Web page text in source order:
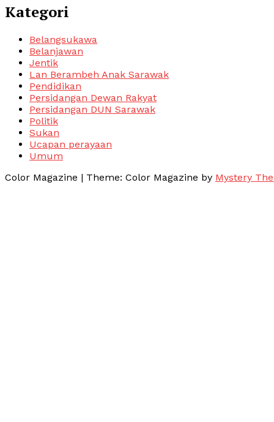
Kategori
Belangsukawa
Belanjawan
Jentik
Lan Berambeh Anak Sarawak
Pendidikan
Persidangan Dewan Rakyat
Persidangan DUN Sarawak
Politik
Sukan
Ucapan perayaan
Umum
Color Magazine | Theme: Color Magazine by Mystery